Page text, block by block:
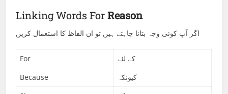
Linking Words ForReason
اگر آپ کوئی وجہ بتانا چاہتے ہیں تو ان الفاظ کا استعمال کریں
For
کے لئے
Because
کیونکہ